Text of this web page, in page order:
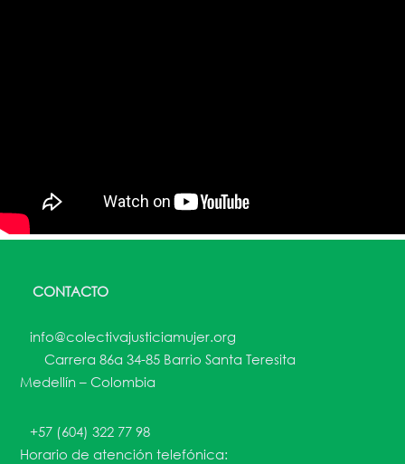
CONTACTO
info@colectivajusticiamujer.org
Carrera 86a 34-85 Barrio Santa Teresita
Medellín – Colombia
+57 (604) 322 77 98
Horario de atención telefónica: